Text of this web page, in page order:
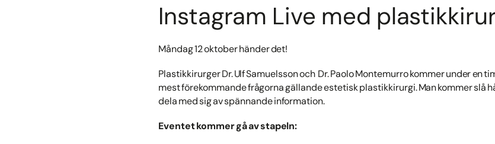
Instagram Live med
Måndag 12 oktober händer det!
Plastikkirurger Dr. Ulf Samuelsson och Dr. Paolo Montemurro kommer under en
mest förekommande frågorna gällande estetisk plastikkirurgi. Man kommer slå
dela med sig av spännande information.
Eventet kommer gå av stapeln: